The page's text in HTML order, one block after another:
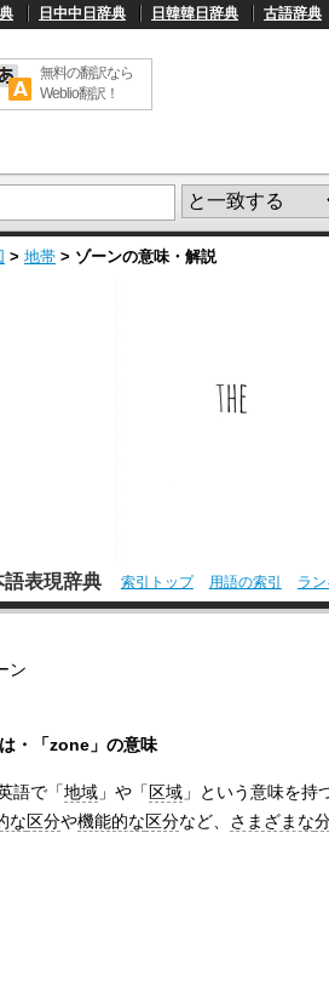
日中中日辞典 日韓韓日辞典 古語辞典
無料の翻訳なら
Weblio翻訳！
> 地帯 > ゾーンの意味・解説
表現辞典 索引トップ 用語の索引 ラ
ン
・「zone」の意味
語で「地域」や「 区域」という意味を持
な区分や機能的な区分など、 さまざまな